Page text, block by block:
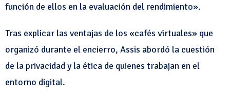
función de ellos en la evaluación del rendimiento».
Tras explicar las ventajas de los «cafés virtuales» que
organizó durante el encierro, Assis abordó la cuestión
de la privacidad y la ética de quienes trabajan en el
entorno digital.